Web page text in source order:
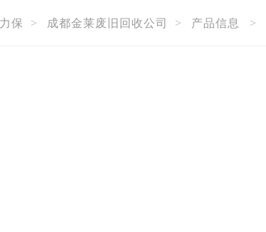
保 > 成都金莱废旧回收公司 > 产品信息 >